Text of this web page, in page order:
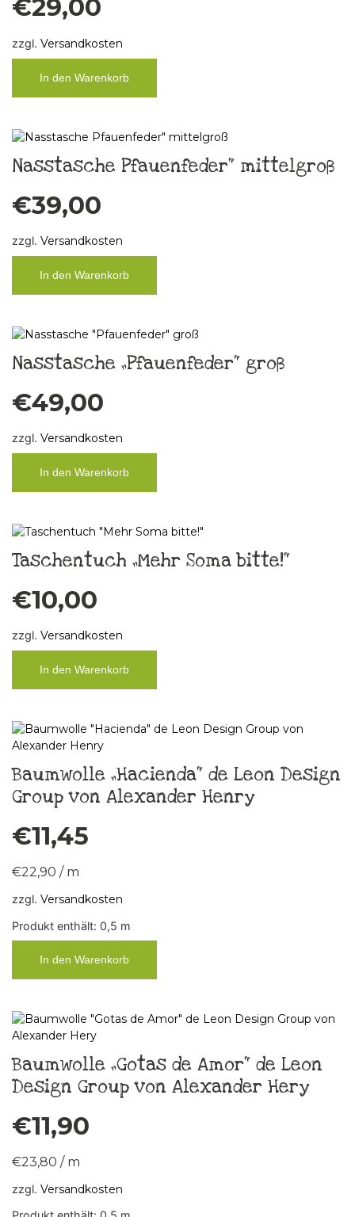
€29,00
zzgl. Versandkosten
In den Warenkorb
Nasstasche Pfauenfeder“ mittelgroß
€39,00
zzgl. Versandkosten
In den Warenkorb
Nasstasche „Pfauenfeder“ groß
€49,00
zzgl. Versandkosten
In den Warenkorb
Taschentuch „Mehr Soma bitte!“
€10,00
zzgl. Versandkosten
In den Warenkorb
Baumwolle „Hacienda“ de Leon Design
Group von Alexander Henry
€11,45
€22,90 / m
zzgl. Versandkosten
Produkt enthält: 0,5 m
In den Warenkorb
Baumwolle „Gotas de Amor“ de Leon
Design Group von Alexander Hery
€11,90
€23,80 / m
zzgl. Versandkosten